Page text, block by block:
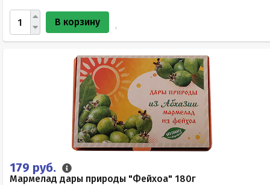
В корзину
179 руб.
Мармелад дары природы "Фейхоа" 180г